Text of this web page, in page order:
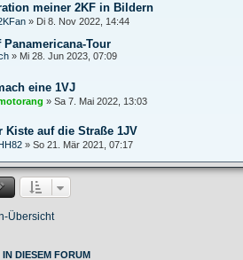
meiner 2KF in Bildern
» Di 8. Nov 2022, 14:44
Panamericana-Tour
» Mi 28. Jun 2023, 07:09
eine 1VJ
» Sa 7. Mai 2022, 13:03
Kiste auf die Straße 1JV
HH82 » So 21. Mär 2021, 07:17
Übersicht
DIESEM FORUM